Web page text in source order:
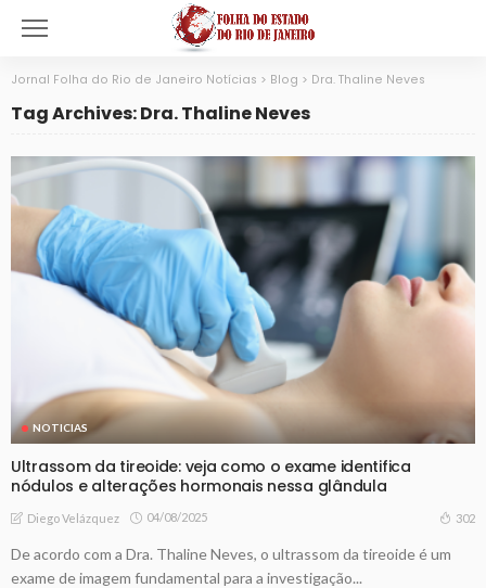
Jornal Folha do Rio de Janeiro Notícias > Blog > Dra. Thaline Neves
Tag Archives: Dra. Thaline Neves
NOTICIAS
Ultrassom da tireoide: veja como o exame identifica
nódulos e alterações hormonais nessa glândula
Diego Velázquez 04/08/2025 302
De acordo com a Dra. Thaline Neves, o ultrassom da tireoide é um
exame de imagem fundamental para a investigação...